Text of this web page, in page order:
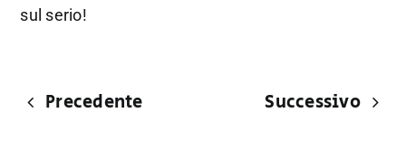
sul serio!
Precedente Successivo